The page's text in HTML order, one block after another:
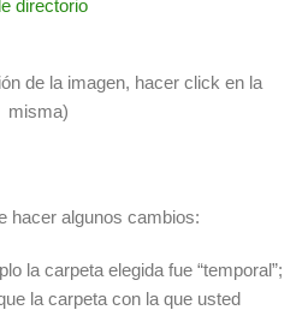
de la imagen, hacer click en la
misma)
hacer algunos cambios:
la carpeta elegida fue “temporal”;
la carpeta con la que usted